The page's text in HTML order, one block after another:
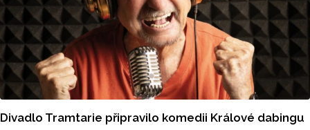
Divadlo Tramtarie připravilo komedii Králové dabingu